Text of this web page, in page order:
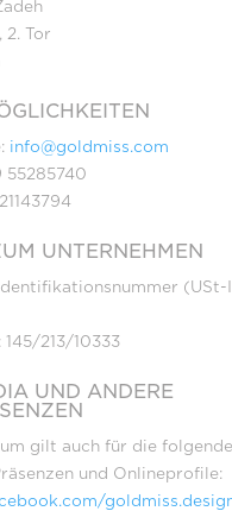
2. Tor
info@goldmiss.com
55285740
UNTERNEHMEN
(USt-
213/10333
UND ANDERE
gilt auch für die
und Onlineprofile: